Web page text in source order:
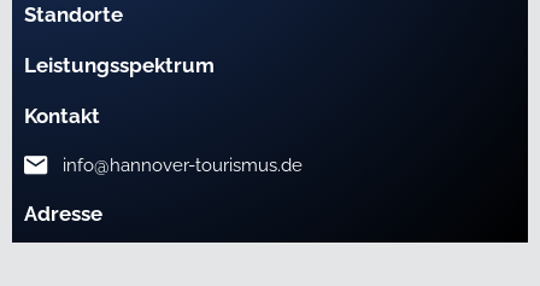
Standorte
Leistungsspektrum
Kontakt
info@hannover-tourismus.de
Adresse